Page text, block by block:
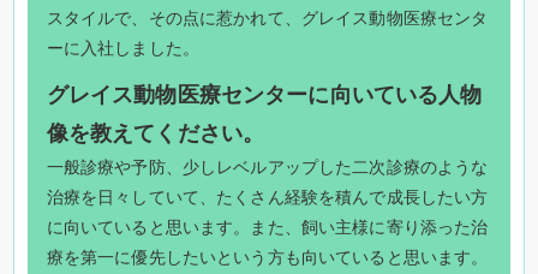
スタイルで、その点に惹かれて、グレイス動物医療センタ
ーに入社しました。
グレイス動物医療センターに向いている人物
像を教えてください。
一般診療や予防、少しレベルアップした二次診療のような
治療を日々していて、たくさん経験を積んで成長したい方
に向いていると思います。また、飼い主様に寄り添った治
療を第一に優先したいという方も向いていると思います。